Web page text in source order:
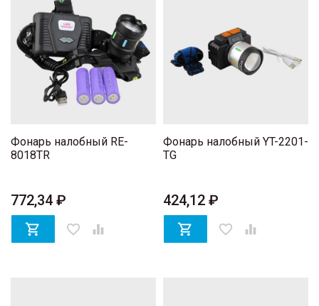
Фонарь налобный RE-
8018TR
772,34 ₽
 favorite_border 
Фонарь налобный YT-2201-
TG
424,12 ₽
 favorite_border 